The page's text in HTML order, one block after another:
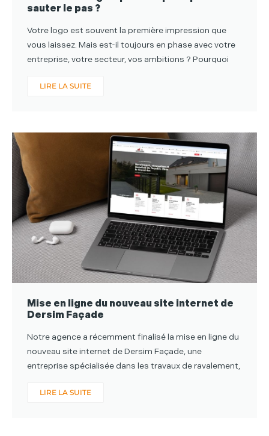
sauter le pas ?
Votre logo est souvent la première impression que
vous laissez. Mais est-il toujours en phase avec votre
entreprise, votre secteur, vos ambitions ? Pourquoi
LIRE LA SUITE
Mise en ligne du nouveau site internet de
Dersim Façade
Notre agence a récemment finalisé la mise en ligne du
nouveau site internet de Dersim Façade, une
entreprise spécialisée dans les travaux de ravalement,
LIRE LA SUITE